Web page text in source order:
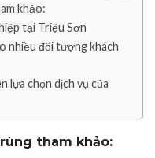
khảo:
tại Triệu Sơn
nhiều đối tượng khách
lựa chọn dịch vụ của
tham khảo: